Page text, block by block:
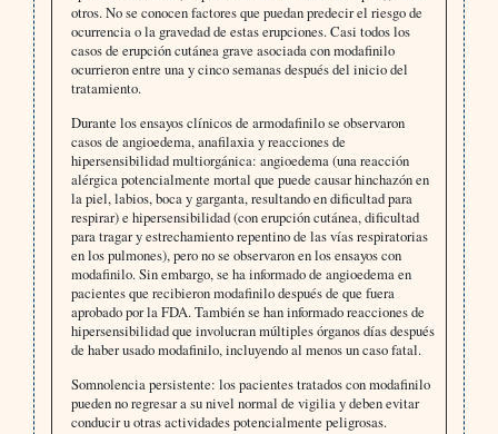
otros. No se conocen factores que puedan predecir el riesgo de
ocurrencia o la gravedad de estas erupciones. Casi todos los
casos de erupción cutánea grave asociada con modafinilo
ocurrieron entre una y cinco semanas después del inicio del
tratamiento.
Durante los ensayos clínicos de armodafinilo se observaron
casos de angioedema, anafilaxia y reacciones de
hipersensibilidad multiorgánica: angioedema (una reacción
alérgica potencialmente mortal que puede causar hinchazón en
la piel, labios, boca y garganta, resultando en dificultad para
respirar) e hipersensibilidad (con erupción cutánea, dificultad
para tragar y estrechamiento repentino de las vías respiratorias
en los pulmones), pero no se observaron en los ensayos con
modafinilo. Sin embargo, se ha informado de angioedema en
pacientes que recibieron modafinilo después de que fuera
aprobado por la FDA. También se han informado reacciones de
hipersensibilidad que involucran múltiples órganos días después
de haber usado modafinilo, incluyendo al menos un caso fatal.
Somnolencia persistente: los pacientes tratados con modafinilo
pueden no regresar a su nivel normal de vigilia y deben evitar
conducir u otras actividades potencialmente peligrosas.